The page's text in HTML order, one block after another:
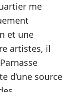
me
et une
artistes, il
d’une source